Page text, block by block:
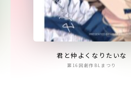
君と仲よくなりたいな
第16回創作BLまつり